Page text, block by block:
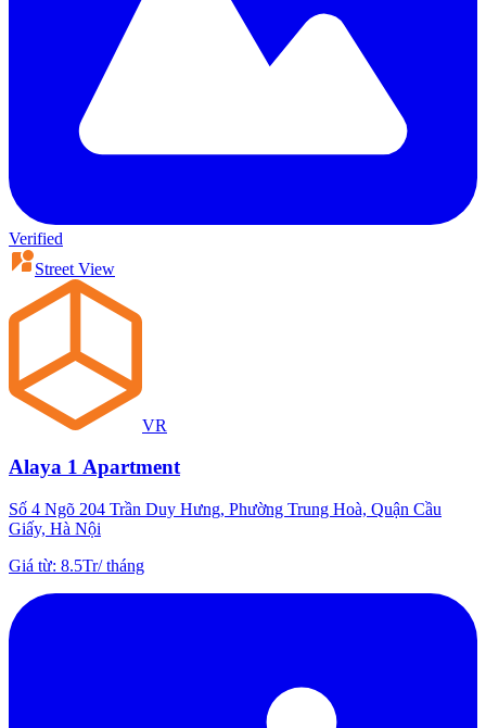
Verified
Street View
VR
Alaya 1 Apartment
Số 4 Ngõ 204 Trần Duy Hưng, Phường Trung Hoà, Quận Cầu
Giấy, Hà Nội
Giá từ: 8.5Tr/tháng